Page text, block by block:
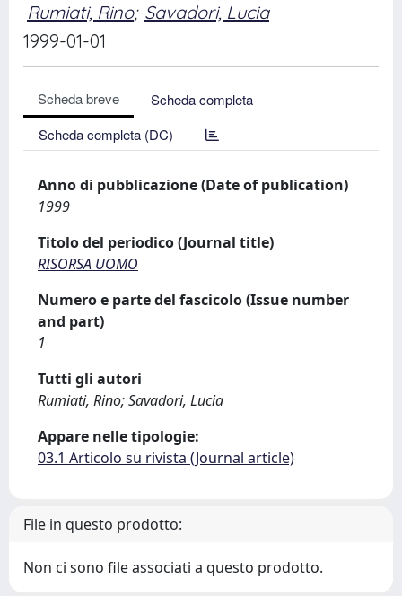
Rumiati, Rino; Savadori, Lucia
1999-01-01
Scheda breve
Scheda completa
Scheda completa (DC)
Anno di pubblicazione (Date of publication)
1999
Titolo del periodico (Journal title)
RISORSA UOMO
Numero e parte del fascicolo (Issue number
and part)
1
Tutti gli autori
Rumiati, Rino; Savadori, Lucia
Appare nelle tipologie:
03.1 Articolo su rivista (Journal article)
File in questo prodotto:
Non ci sono file associati a questo prodotto.